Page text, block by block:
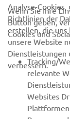
B2B
MEHR
SUPPORT
Analyse-
Richtlinien der
erstellen, die uns
unsere Website
Dienstleistungen
verbessern.
Wenn Sie Ihre
Button geben,
Cookies und
Tracking/
relevante
Websites
Plattformen